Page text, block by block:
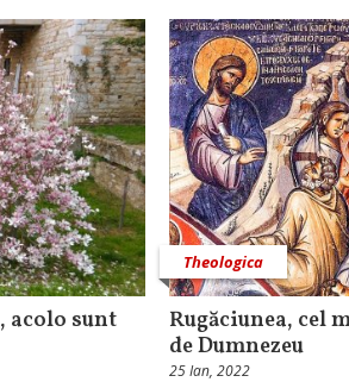
acolo sunt
Theologica
Rugăciunea, cel
de Dumnezeu
25 Ian, 2022